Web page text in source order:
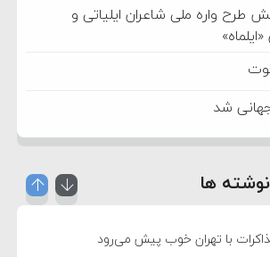
طرح واره ملی شاعران ایلیاتی و
شد
ها
با تهران خوب پیش می‌رود